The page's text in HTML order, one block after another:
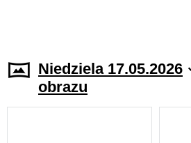
Niedziela 17.05.2026
obrazu